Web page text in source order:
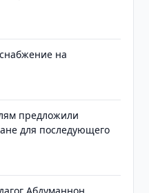
на
предложили
для последующего
Абдуманнон